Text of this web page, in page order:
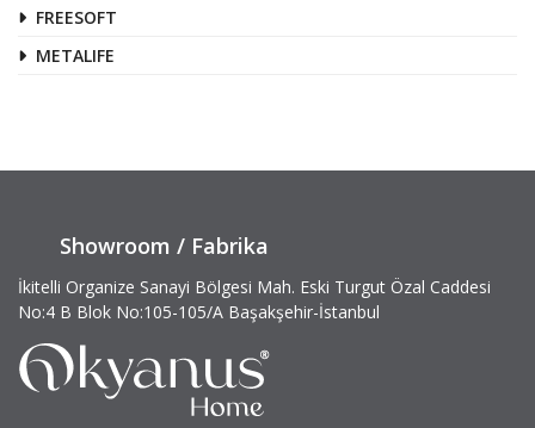
FREESOFT
METALIFE
Showroom / Fabrika
İkitelli Organize Sanayi Bölgesi Mah. Eski Turgut Özal Caddesi
No:4 B Blok No:105-105/A Başakşehir-İstanbul